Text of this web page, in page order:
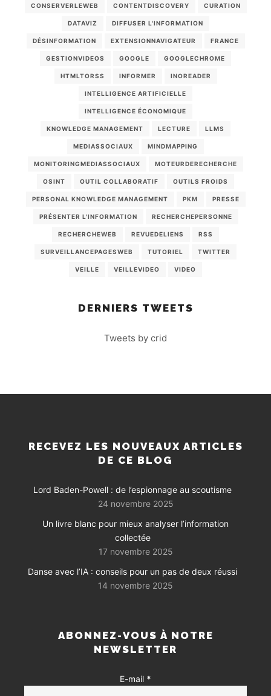
CONSERVERLEWEB CONTENTDISCOVERY CURATION
DATAVIZ DIFFUSER L'INFORMATION
DÉSINFORMATION EXTENSIONNAVIGATEUR FRANCE
GESTIONVIDEOS GOOGLE GOOGLECHROME
HTMLTORSS INFORMER INOREADER
INTELLIGENCE ARTIFICIELLE
INTELLIGENCE ÉCONOMIQUE
KNOWLEDGE MANAGEMENT LECTURE LLMS
MEDIASSOCIAUX MINDMAPPING
MONITORINGMEDIASSOCIAUX MOTEURDERECHERCHE
OSINT OUTIL COLLABORATIF OUTILS FROIDS
PERSONAL KNOWLEDGE MANAGEMENT PKM PRESSE
PRÉSENTER L'INFORMATION RECHERCHEPERSONNE
RECHERCHEWEB REVUEDELIENS RSS
SURVEILLANCEPAGESWEB TUTORIEL TWITTER
VEILLE VEILLEVIDEO VIDEO
DERNIERS TWEETS
Tweets by crid
RECEVEZ LES NOUVEAUX ARTICLES
DE CE BLOG
Lord Baden-Powell : de l’espionnage au scoutisme
24 novembre 2025
Un livre blanc pour mieux analyser l’information
collectée
17 novembre 2025
Danse avec l’IA : conseils pour un pas de deux réussi
14 novembre 2025
ABONNEZ-VOUS À NOTRE
NEWSLETTER
E-mail *